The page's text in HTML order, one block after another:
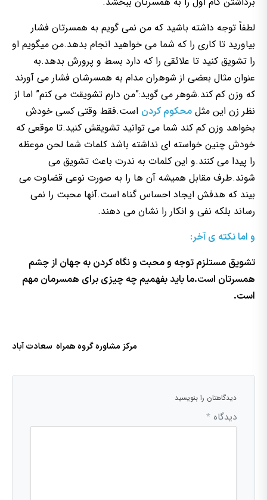
لطفاً توجه داشته باشید که من نمی گویم به همسرتان فشار
بیاورید تا کاری را که شما می خواهید انجام بدهد.من میگویم او
را تشویق کنید تا علائقی را که دارد بسط و پرورش بدهد.به
عنوان مثال بعضی از شوهران مدام به همسرشان فشار می آورند
که وزن کم کند.شوهر می گوید:”من دارم تشویقت می کنم” اما از
نظر زن این مثل محکوم کردن است.فقط وقتی کسی خودش
بخواهد وزن کم کند شما می توانید تشویقش کنید.تا موقعی که
خودش چنین خواسته ای نداشته باشد کلمات شما لحن موعظه
را پیدا می کنند.و این کلمات به ندرت باعث تشویق می
شوند.طرف مقابل همیشه آن ها را به صورت نوعی قضاوت می
بیند که هدفش ایجاد احساس گناه است.آنها محبت را نمی
رساند بلکه نفی و انکار را نشان می دهند.
و اما نکته ی آخر:
تشویق مستلزم توجه و محبت و نگاه کردن به جهان از چشم
همسرتان است.ما باید بفهمیم چه چیزی برای همسرمان مهم
است.
مرکز مشاوره گروه همراه سعادت آباد
دیدگاهتان را بنویسید
دیدگاه *